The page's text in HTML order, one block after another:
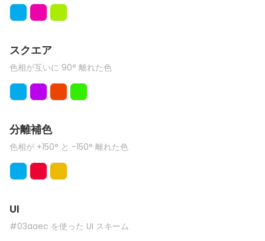
スクエア
色相が互いに 90° 離れた色
分離補色
色相が +150° と -150° 離れた色
UI
#03aaec を使った UI スキーム